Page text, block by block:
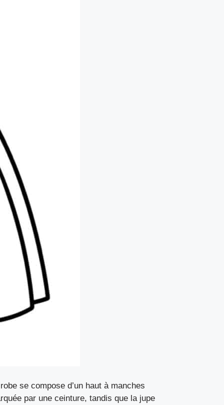
se compose d’un haut à manches
par une ceinture, tandis que la jupe